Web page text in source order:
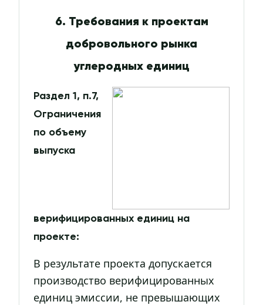
6. Требования к проектам
добровольного рынка
углеродных единиц
Раздел 1, п.7,
Ограничения
по объему
выпуска
верифицированных единиц на
проекте:
В результате проекта допускается
производство верифицированных
единиц эмиссии, не превышающих